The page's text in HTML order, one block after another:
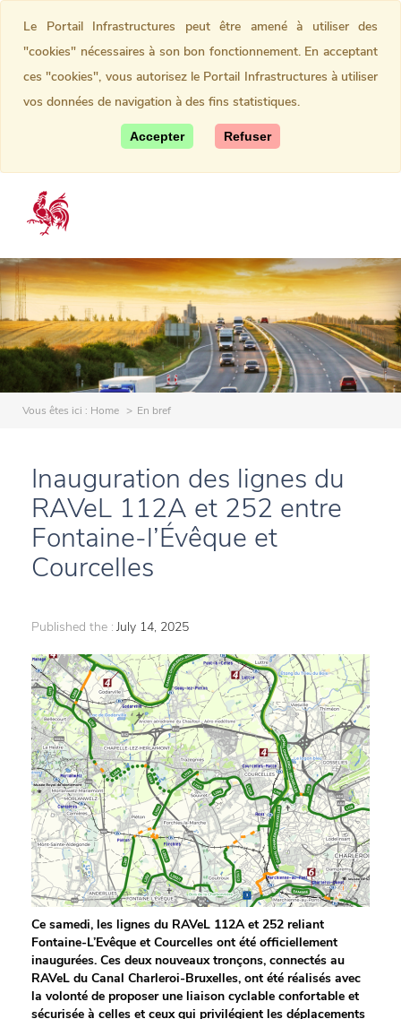
Vous êtes ici : Home En bref
Inauguration des lignes du
RAVeL 112A et 252 entre
Fontaine-l’Évêque et
Courcelles
Published the : July 14, 2025
Ce samedi, les lignes du RAVeL 112A et 252 reliant
Fontaine-L’Evêque et Courcelles ont été officiellement
inaugurées. Ces deux nouveaux tronçons, connectés au
RAVeL du Canal Charleroi-Bruxelles, ont été réalisés avec
la volonté de proposer une liaison cyclable confortable et
sécurisée à celles et ceux qui privilégient les déplacements
Le Portail Infrastructures peut être amené à utiliser des
"cookies" nécessaires à son bon fonctionnement. En acceptant
ces "cookies", vous autorisez le Portail Infrastructures à utiliser
vos données de navigation à des fins statistiques.
Accepter Refuser